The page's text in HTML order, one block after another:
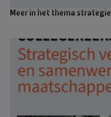
Meer in het thema strategie